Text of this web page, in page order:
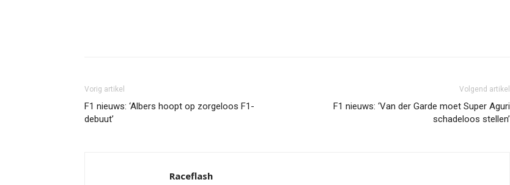
Vorig artikel
F1 nieuws: ‘Albers hoopt op zorgeloos F1-
debuut’
Volgend artikel
F1 nieuws: ‘Van der Garde moet Super Aguri
schadeloos stellen’
Raceflash